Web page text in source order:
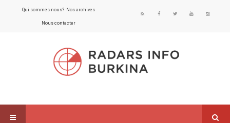
Qui sommes-nous? Nos archives
Nous contacter